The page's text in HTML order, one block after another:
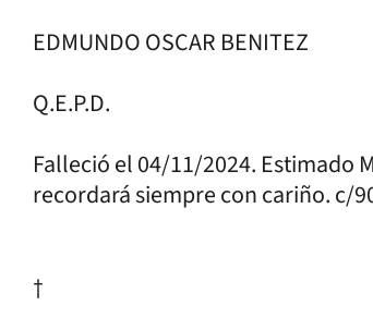
EDMUNDO OSCAR BENITEZ
Q.E.P.D.
Falleció el 04/11/2024. Estimado
recordará siempre con cariño. c/
†